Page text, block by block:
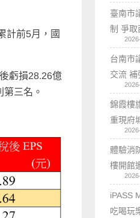
計前5月，國
虧損28.26億
三名。
臺南市
制 爭取
台南市
交流 補
錦霞樓
重現府
體驗消
樓開館
iPASS
吃喝玩